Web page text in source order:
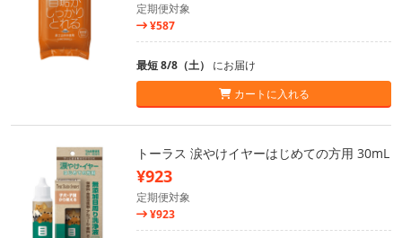
定期便対象
¥587
最短 8/8（土） にお届け
カートに入れる
トーラス 涙やけイヤーはじめての方用 30mL
¥923
定期便対象
¥923